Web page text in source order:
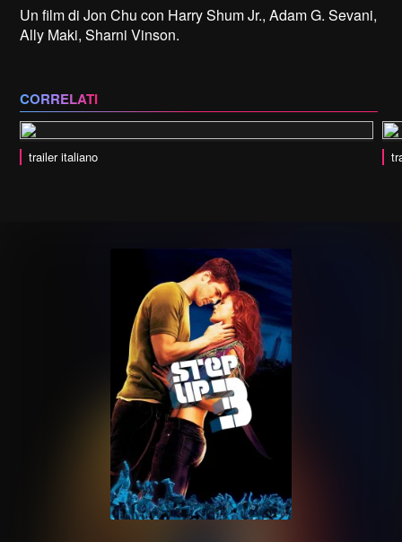
Un film di Jon Chu con Harry Shum Jr., Adam G. Sevani,
Ally Maki, Sharni Vinson.
CORRELATI
trailer italiano